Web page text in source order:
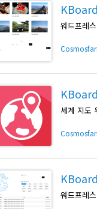
워드프레
세계 지도
워드프레